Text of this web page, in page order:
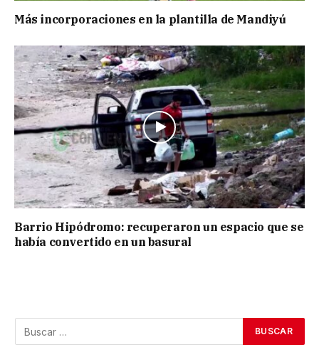
Más incorporaciones en la plantilla de Mandiyú
Barrio Hipódromo: recuperaron un espacio que se
había convertido en un basural